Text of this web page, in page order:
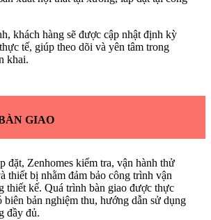
khách hàng sẽ được cập nhật định kỳ
tế, giúp theo dõi và yên tâm trong
khai.
GIAO
đặt, Zenhomes kiểm tra, vận hành thử
thiết bị nhằm đảm bảo công trình vận
thiết kế. Quá trình bàn giao được thực
biên bản nghiệm thu, hướng dẫn sử dụng
đầy đủ.